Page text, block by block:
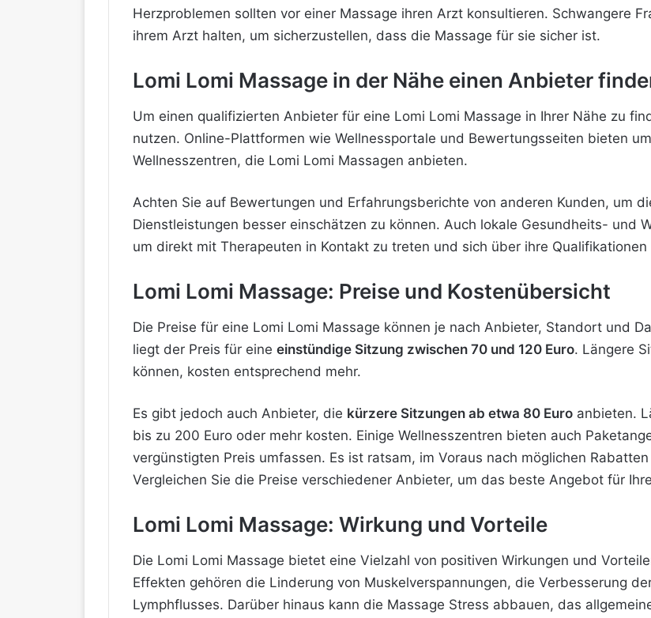
Herzproblemen sollten vor einer Massage ihren Arzt konsultieren. Schwangere
ihrem Arzt halten, um sicherzustellen, dass die Massage für sie sicher ist.
Lomi Lomi Massage in der Nähe einen Anbieter
Um einen qualifizierten Anbieter für eine Lomi Lomi Massage in Ihrer Nähe zu
nutzen. Online-Plattformen wie Wellnessportale und Bewertungsseiten bieten
Wellnesszentren, die Lomi Lomi Massagen anbieten.
Achten Sie auf Bewertungen und Erfahrungsberichte von anderen Kunden, um
Dienstleistungen besser einschätzen zu können. Auch lokale Gesundheits- und
um direkt mit Therapeuten in Kontakt zu treten und sich über ihre
Lomi Lomi Massage: Preise und Kostenübersicht
Die Preise für eine Lomi Lomi Massage können je nach Anbieter, Standort und
liegt der Preis für eine einstündige Sitzung zwischen 70 und 120 Euro. Längere
können, kosten entsprechend mehr.
Es gibt jedoch auch Anbieter, die kürzere Sitzungen ab etwa 80 Euro anbieten.
bis zu 200 Euro oder mehr kosten​. Einige Wellnesszentren bieten auch
vergünstigten Preis umfassen. Es ist ratsam, im Voraus nach möglichen
Vergleichen Sie die Preise verschiedener Anbieter, um das beste Angebot für
Lomi Lomi Massage: Wirkung und Vorteile
Die Lomi Lomi Massage bietet eine Vielzahl von positiven Wirkungen und
Effekten gehören die Linderung von Muskelverspannungen, die Verbesserung
Lymphflusses. Darüber hinaus kann die Massage Stress abbauen, das